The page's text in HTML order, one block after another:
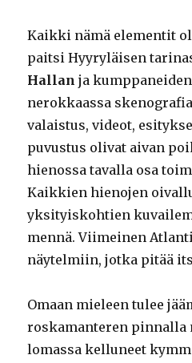
Kaikki nämä elementit
paitsi Hyyryläisen
Hallan ja
nerokkaassa
valaistus, videot,
puvustus olivat aivan
hienossa tavalla osa
Kaikkien hienojen
yksityiskohtien
mennä. Viimeinen
näytelmiin, jotka pitää
Omaan mieleen tulee
roskamanteren pinnalla
lomassa kelluneet